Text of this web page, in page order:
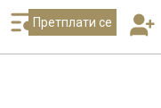
Претплати се